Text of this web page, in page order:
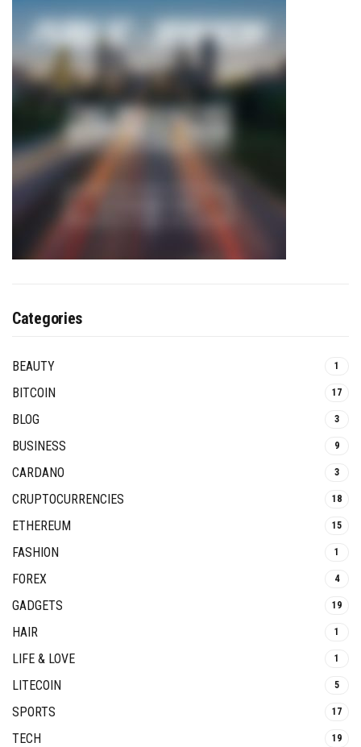
Categories
BEAUTY 1
BITCOIN 17
BLOG 3
BUSINESS 9
CARDANO 3
CRUPTOCURRENCIES 18
ETHEREUM 15
FASHION 1
FOREX 4
GADGETS 19
HAIR 1
LIFE & LOVE 1
LITECOIN 5
SPORTS 17
TECH 19